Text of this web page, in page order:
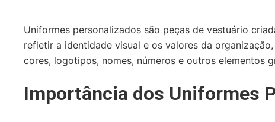
Uniformes personalizados são peças de vestuário
refletir a identidade visual e os valores da
cores, logotipos, nomes, números e outros elementos
Importância dos Uniformes